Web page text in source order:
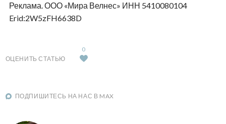
Реклама. ООО «Мира Велнес» ИНН 5410080104
Erid:2W5zFH6638D
ОЦЕНИТЬ СТАТЬЮ
0
ПОДПИШИТЕСЬ НА НАС В MAX